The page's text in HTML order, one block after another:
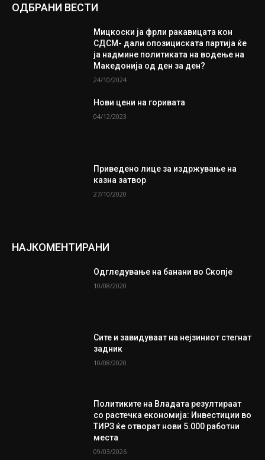
ОДБРАНИ ВЕСТИ
Мицкоски ја фрли ракавицата кон
СДСМ- дали опозициската партија ќе
ја надмине политиката на водење на
Македонија од ден за ден?
24/10/2024
Нови цени на горивата
04/12/2023
Приведено лице за издржување на
казна затвор
27/10/2020
НАЈКОМЕНТИРАНИ
Одгледување на банани во Скопје
10/08/2020
Сите и завидуваат на нејзиниот стегнат
задник
10/08/2020
Политиките на Владата резултираат
со растечка економија: Инвестиции во
ТИРЗ ќе отворат нови 5.000 работни
места
09/03/2026